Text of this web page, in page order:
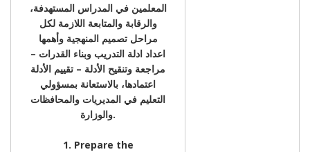
المعلمين في المدراس المستهدفة،
والرقابة والمتابعة اللازمة لكل
مراحل تصميم المنهجية وأهمها
اعداد ادلة التدريب وبناء القدرات –
مراجعة وتنقيح الأدلة – تقييم الأدلة
اعتمادها، بالاستعانة بمسؤولي
التعليم في المديريات والمحافظات
والوزارة.
1. Prepare the